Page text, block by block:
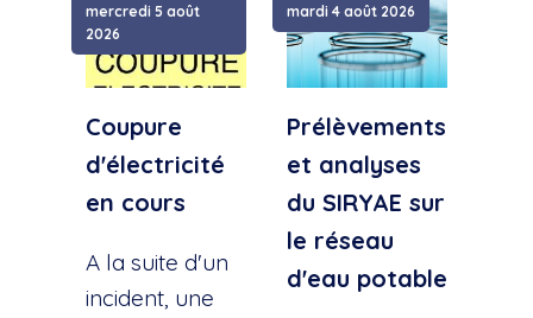
mercredi 5 août
2026
Coupure
d'électricité
en cours
A la suite d'un
incident, une
mardi 4 août 2026
Prélèvements
et analyses
du SIRYAE sur
le réseau
d'eau potable